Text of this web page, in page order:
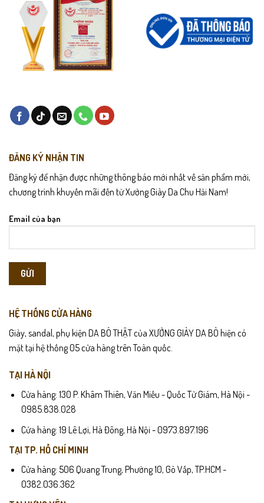
ĐĂNG KÝ NHẬN TIN
Đăng ký để nhận được những thông báo mới nhất về sản phẩm mới,
chương trình khuyến mãi đến từ Xưởng Giày Da Chu Hải Nam!
Email của bạn
HỆ THỐNG CỬA HÀNG
Giày, sandal, phụ kiện DA BÒ THẬT của XƯỞNG GIÀY DA BÒ hiện có
mặt tại hệ thống 05 cửa hàng trên Toàn quốc.
TẠI HÀ NỘI
Cửa hàng: 130 P. Khâm Thiên, Văn Miếu - Quốc Tử Giám, Hà Nội -
0985.838.028
Cửa hàng: 19 Lê Lợi, Hà Đông, Hà Nội - 0973.897.196
TẠI TP. HỒ CHÍ MINH
Cửa hàng: 506 Quang Trung, Phường 10, Gò Vấp, TP.HCM -
0382.036.362